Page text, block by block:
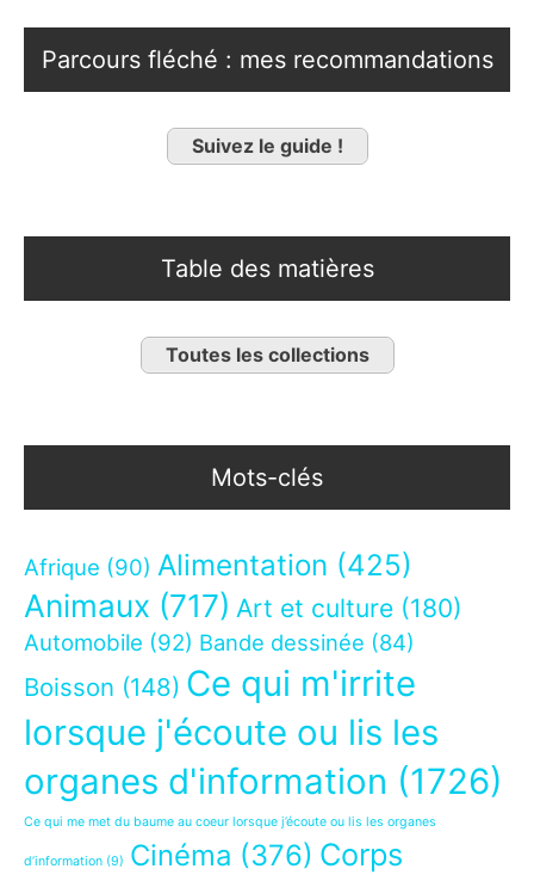
Parcours fléché : mes recommandations
Suivez le guide !
Table des matières
Toutes les collections
Mots-clés
Afrique (90) Alimentation (425)
Animaux (717) Art et culture (180)
Automobile (92) Bande dessinée (84)
Boisson (148) Ce qui m'irrite
lorsque j'écoute ou lis les
organes d'information (1726)
Ce qui me met du baume au coeur lorsque j’écoute ou lis les organes
d’information (9) Cinéma (376) Corps